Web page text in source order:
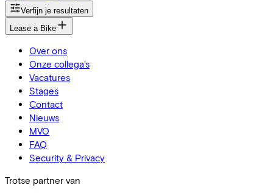
Verfijn je resultaten
Lease a Bike
Over ons
Onze collega's
Vacatures
Stages
Contact
Nieuws
MVO
FAQ
Security & Privacy
Trotse partner van